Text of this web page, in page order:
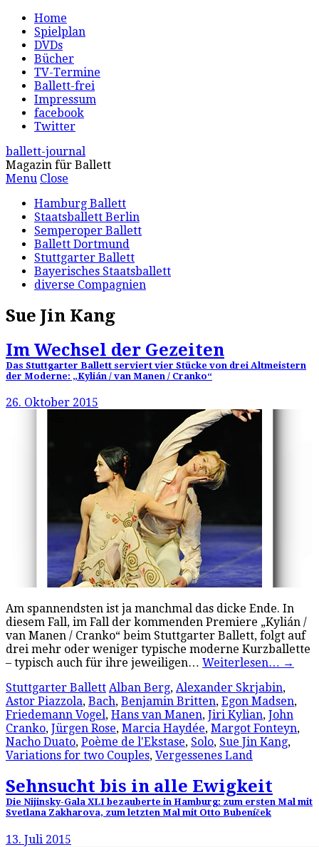
Home
Spielplan
DVDs
Bücher
TV-Termine
Ballett-frei
Impressum
facebook
Twitter
ballett-journal
Magazin für Ballett
Menu Close
Hamburg Ballett
Staatsballett Berlin
Semperoper Ballett
Ballett Dortmund
Stuttgarter Ballett
Bayerisches Staatsballett
diverse Compagnien
Sue Jin Kang
Im Wechsel der Gezeiten
Das Stuttgarter Ballett serviert vier Stücke von drei Altmeistern
der Moderne: „Kylián / van Manen / Cranko“
26. Oktober 2015
Am spannendsten ist ja manchmal das dicke Ende. In
diesem Fall, im Fall der kommenden Premiere „Kylián /
van Manen / Cranko“ beim Stuttgarter Ballett, folgt auf
drei mehr oder weniger typische moderne Kurzballette
– typisch auch für ihre jeweiligen… Weiterlesen… →
Stuttgarter Ballett Alban Berg, Alexander Skrjabin,
Astor Piazzola, Bach, Benjamin Britten, Egon Madsen,
Friedemann Vogel, Hans van Manen, Jiri Kylian, John
Cranko, Jürgen Rose, Marcia Haydée, Margot Fonteyn,
Nacho Duato, Poème de l'Ekstase, Solo, Sue Jin Kang,
Variations for two Couples, Vergessenes Land
Sehnsucht bis in alle Ewigkeit
Die Nijinsky-Gala XLI bezauberte in Hamburg: zum ersten Mal mit
Svetlana Zakharova, zum letzten Mal mit Otto Bubeníček
13. Juli 2015